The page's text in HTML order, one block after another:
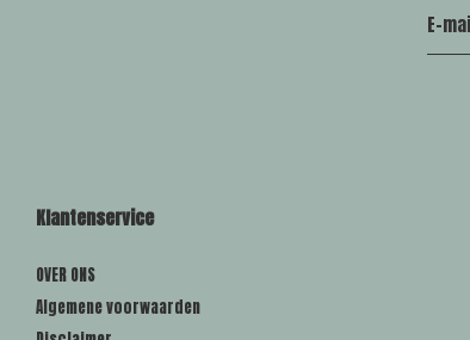
Klantenservice
OVER ONS
Algemene voorwaarden